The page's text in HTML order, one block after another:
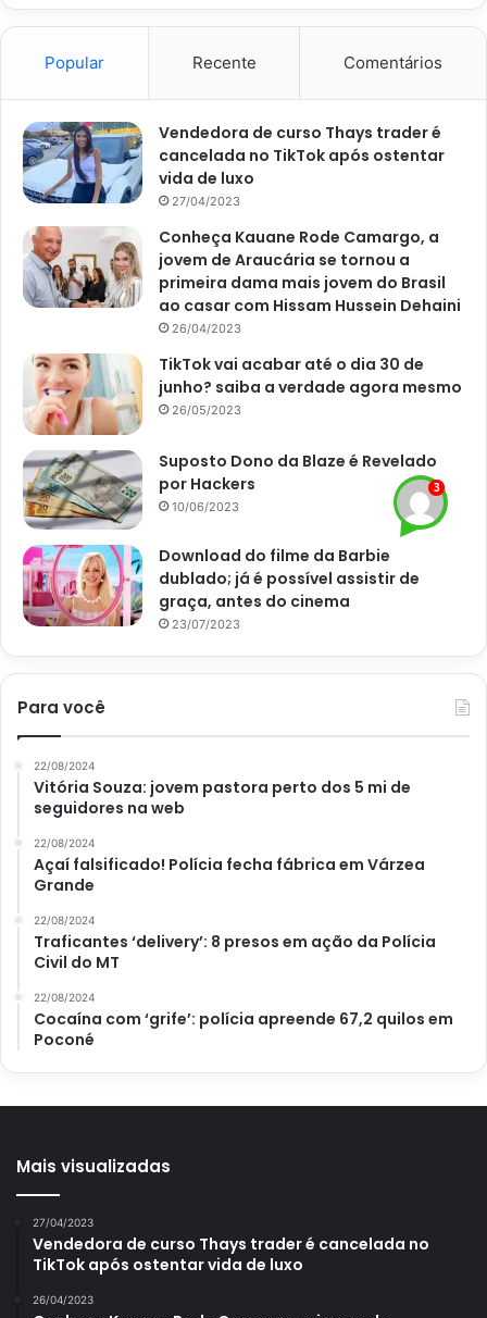
cremoso, mas, não muito cremoso, e nem ralo.
O preparo começa com a manteiga derretendo na panela.
Misture e coloque o leite e comece a mexer, inclusive, se
houver a possibilidade de se utilizar um batedor, a tarefa é
ainda mais fácil.
E, o segredo para o molho perfeito começa aqui. Segundo
uma matéria do siteTerra, publicada pela redação, em 28
de novembro de 2022, para que o molho branco chegue
na consistência perfeita sem usar amido, a manteiga e o
Suas receitas com um toque especial com o verdadeiro molho
mistura do trigo e manteiga começar a dourar. Por último,
é essencial não parar de mexer até que o molho esteja no
ponto certo de cremosidade, que começa a aparecer após
5 minutos mexendo.
Os temperos devem ficar para depois que o molho ficar no
ponto. Quanto à pimenta-do-reino, escolha a branca para
não estragar a tonalidade do molho. Depois, é só transferir
quê?
Na verdade, o molho branco não tem uma regra de uso,
pois é versátil e neutro, combinando com as mais variadas
comidas. Entretanto, entre suas combinações, as massas
Popular Recente Comentários
Vendedora de curso Thays trader é
cancelada no TikTok após ostentar
vida de luxo
27/04/2023
Conheça Kauane Rode Camargo, a
jovem de Araucária se tornou a
primeira dama mais jovem do Brasil
ao casar com Hissam Hussein Dehaini
26/04/2023
TikTok vai acabar até o dia 30 de
junho? saiba a verdade agora mesmo
26/05/2023
Suposto Dono da Blaze é Revelado
por Hackers
10/06/2023
Download do filme da Barbie
dublado; já é possível assistir de
graça, antes do cinema
23/07/2023
Para você
22/08/2024
Vitória Souza: jovem pastora perto dos 5 mi de
seguidores na web
22/08/2024
Açaí falsificado! Polícia fecha fábrica em Várzea
Grande
22/08/2024
Traficantes ‘delivery’: 8 presos em ação da Polícia
Civil do MT
22/08/2024
Cocaína com ‘grife’: polícia apreende 67,2 quilos em
Poconé
Mais visualizadas
27/04/2023
Vendedora de curso Thays trader é cancelada no
TikTok após ostentar vida de luxo
26/04/2023